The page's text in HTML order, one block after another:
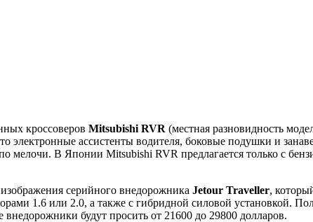
кроссоверов Mitsubishi RVR (местная разновидность
электронные ассистенты водителя, боковые подушки и
мелочи. В Японии Mitsubishi RVR предлагается только с
серийного внедорожника Jetour Traveller,
1.6 или 2.0, а также с гибридной силовой установкой.
будут просить от 21600 до 29800 долларов.